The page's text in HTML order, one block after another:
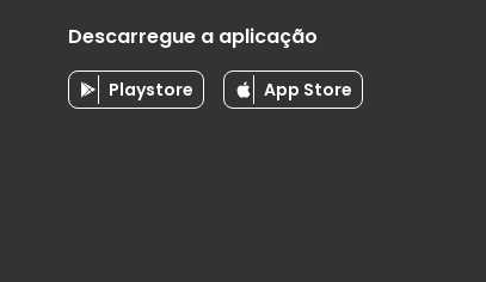
Descarregue a aplicação
Playstore App Store